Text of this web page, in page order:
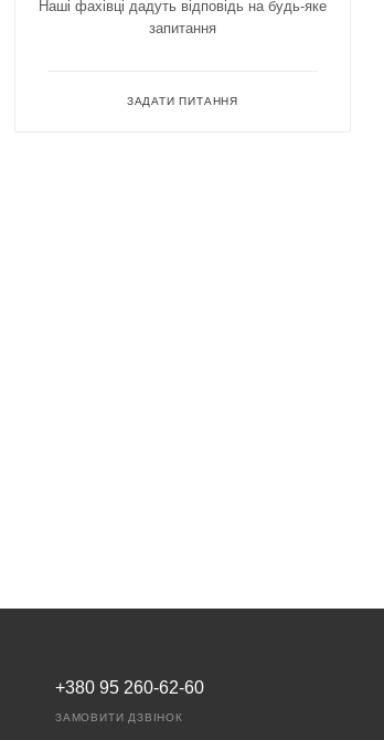
Наші фахівці дадуть відповідь на будь-яке
запитання
ЗАДАТИ ПИТАННЯ
+380 95 260-62-60
ЗАМОВИТИ ДЗВІНОК